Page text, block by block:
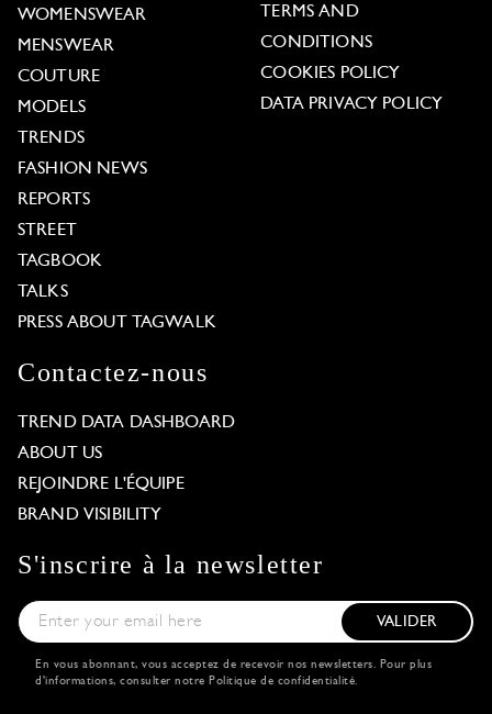
WOMENSWEAR
MENSWEAR
COUTURE
MODELS
TRENDS
FASHION NEWS
REPORTS
STREET
TAGBOOK
TALKS
PRESS ABOUT TAGWALK
TERMS AND
CONDITIONS
COOKIES POLICY
DATA PRIVACY POLICY
Contactez-nous
TREND DATA DASHBOARD
ABOUT US
REJOINDRE L'ÉQUIPE
BRAND VISIBILITY
S'inscrire à la newsletter
VALIDER
En vous abonnant, vous acceptez de recevoir nos newsletters. Pour plus
d'informations, consulter notre Politique de confidentialité.